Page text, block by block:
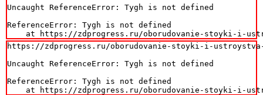
Uncaught ReferenceError: Tygh is not defined
ReferenceError: Tygh is not defined
at https://zdprogress.ru/oborudovanie-stoyki-i-
https://zdprogress.ru/oborudovanie-stoyki-i-ustroystva-
Uncaught ReferenceError: Tygh is not defined
ReferenceError: Tygh is not defined
at https://zdprogress.ru/oborudovanie-stoyki-i-